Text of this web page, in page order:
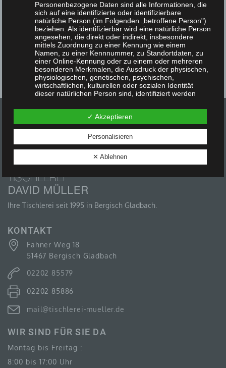
Ihre Tischlerei seit 1995 in Bergisch Gladbach.
KONTAKT
Fahner Weg 18
51467 Bergisch Gladbach
02202 85579
02202 85886
mail@tischlerei-mueller.de
WIR SIND FÜR SIE DA
Montag bis Freitag :
8:00 bis 17:00 Uhr
Personenbezogene Daten sind alle Informationen, die
sich auf eine identifizierte oder identifizierbare
natürliche Person (im Folgenden „betroffene Person")
beziehen. Als identifizierbar wird eine natürliche Person
angesehen, die direkt oder indirekt, insbesondere
mittels Zuordnung zu einer Kennung wie einem
Namen, zu einer Kennnummer, zu Standortdaten, zu
einer Online-Kennung oder zu einem oder mehreren
besonderen Merkmalen, die Ausdruck der physischen,
physiologischen, genetischen, psychischen,
wirtschaftlichen, kulturellen oder sozialen Identität
dieser natürlichen Person sind, identifiziert werden
B) BETROFFENE PERSON
identifizierbare natürliche Person, deren
personenbezogene Daten von dem für die
Verarbeitung Verantwortlichen verarbeitet werden.
C) VERARBEITUNG
automatisierter Verfahren ausgeführte Vorgang oder
personenbezogenen Daten wie das Erheben, das
Speicherung, die Anpassung oder Veränderung, das
andere Form der Bereitstellung, den Abgleich oder die
die Vernichtung.
✓ Akzeptieren
Personalisieren
✕ Ablehnen